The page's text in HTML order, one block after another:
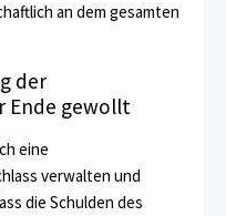
an dem gesamten
der
Ende gewollt
eine
verwalten und
die Schulden des